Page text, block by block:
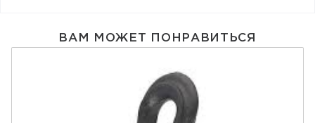
ВАМ МОЖЕТ ПОНРАВИТЬСЯ